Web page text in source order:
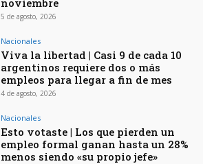
noviembre
5 de agosto, 2026
Nacionales
Viva la libertad | Casi 9 de cada 10
argentinos requiere dos o más
empleos para llegar a fin de mes
4 de agosto, 2026
Nacionales
Esto votaste | Los que pierden un
empleo formal ganan hasta un 28%
menos siendo «su propio jefe»